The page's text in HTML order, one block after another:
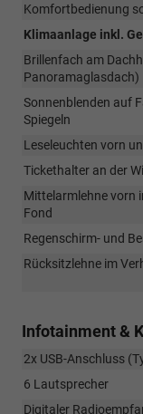
Komfortbedienung
Klimaanlage inkl.
Brillenfach am
Panoramaglasdach)
Sonnenblenden auf
Spiegeln
Leseleuchten vorn
Tickethalter an der
Mittelarmlehne vorn
Fond
Regenschirm- und
Rücksitzlehne im
Infotainment &
2x USB-Anschluss
6 Lautsprecher
Digitaler